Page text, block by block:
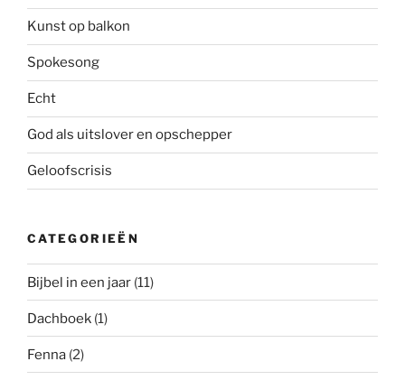
Kunst op balkon
Spokesong
Echt
God als uitslover en opschepper
Geloofscrisis
CATEGORIEËN
Bijbel in een jaar (11)
Dachboek (1)
Fenna (2)